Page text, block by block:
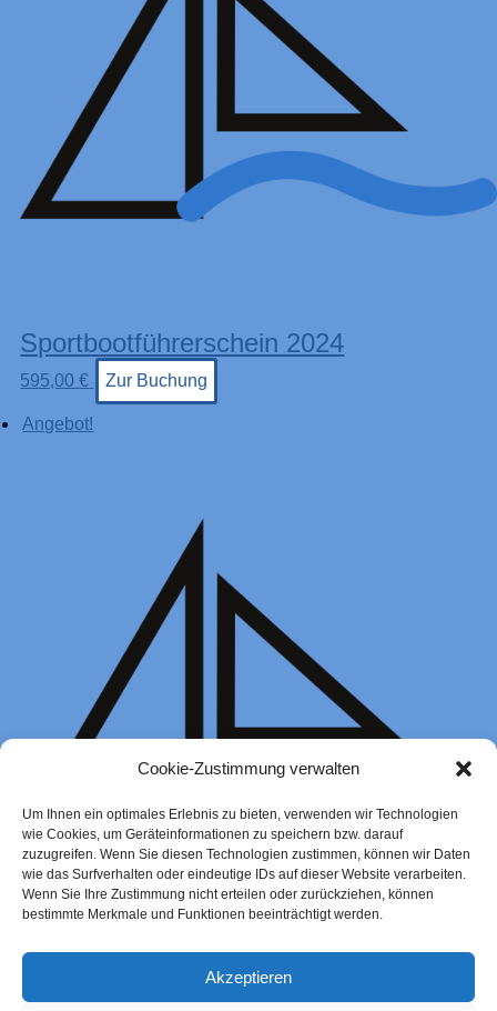
Cookie-Zustimmung verwalten
Um Ihnen ein optimales Erlebnis zu bieten, verwenden wir Technologien
wie Cookies, um Geräteinformationen zu speichern bzw. darauf
zuzugreifen. Wenn Sie diesen Technologien zustimmen, können wir Daten
wie das Surfverhalten oder eindeutige IDs auf dieser Website verarbeiten.
Wenn Sie Ihre Zustimmung nicht erteilen oder zurückziehen, können
bestimmte Merkmale und Funktionen beeinträchtigt werden.
Akzeptieren
Sportbootführerschein 2024
595,00€ Zur Buchung
Angebot!
Sportbootführerschein Binnen 2025
595,00